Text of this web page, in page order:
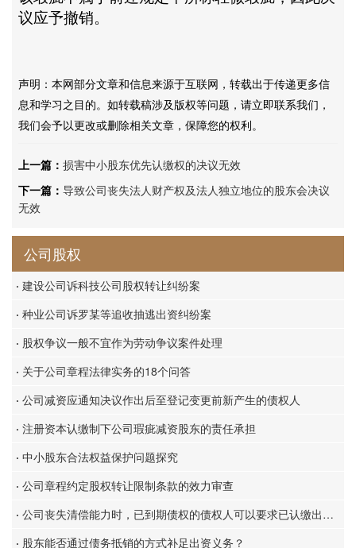
议应予撤销。
声明：本网部分文章和信息来源于互联网，转载出于传递更多信
息和学习之目的。如转载稿涉及版权等问题，请立即联系我们，
我们会予以更改或删除相关文章，保障您的权利。
上一篇：损害中小股东优先认缴权的决议无效
下一篇：导致公司丧失法人财产权及法人独立地位的股东会决议
无效
公司股权
· 建设公司诉科技公司股权转让纠纷案
· 种业公司诉罗某等追收抽逃出资纠纷案
· 股权争议一般不宜作为劳动争议案件处理
· 关于公司章程法律实务的18个问答
· 公司减资应通知决议作出后至登记变更前新产生的债权人
· 注册资本认缴制下公司瑕疵减资股东的责任承担
· 中小股东合法权益保护问题探究
· 公司章程约定股权转让限制条款的效力审查
· 公司丧失清偿能力时，已到期债权的债权人可以要求已认缴出资但未届缴资期限的股东提前缴纳出资
· 股东能否通过债务抵销的方式补足出资义务？